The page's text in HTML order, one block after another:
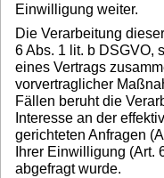
Einwilligung weiter.
Die Verarbeitung
6 Abs. 1 lit. b DSGVO,
eines Vertrags
vorvertraglicher
Fällen beruht die
Interesse an der
gerichteten Anfragen
Ihrer Einwilligung (Art.
abgefragt wurde.